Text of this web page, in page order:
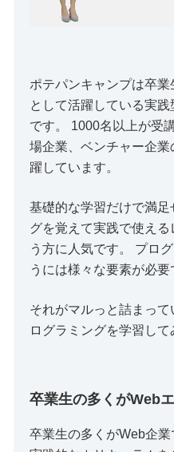
ポテパンキャンプは卒
として活躍している実
です。 1000名以上が受
場企業、ベンチャー企
躍しています。
基礎的な学習だけで満
グを覚えて実践で使え
う方に人気です。 プロ
うには様々な要素が必要
それがマルっと詰まっ
ログラミングを学習して
卒業生の多くがWeb
卒業生の多くがWeb企業